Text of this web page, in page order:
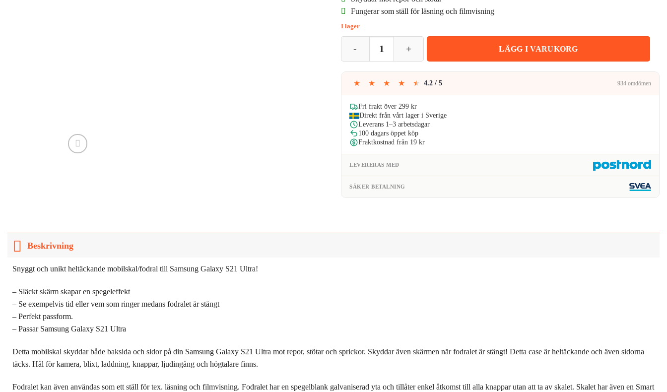
var:
209kr.
är:
100kr.
Fungerar som ställ för läsning och filmvisning
I lager
LÄGG I VARUKORG
★ ★ ★ ★ ★ 4.2 / 5 934 omdömen
Fri frakt över 299 kr
Direkt från vårt lager i Sverige
Leverans 1–3 arbetsdagar
100 dagars öppet köp
Fraktkostnad från 19 kr
LEVERERAS MED
SÄKER BETALNING
Beskrivning
Snyggt och unikt heltäckande mobilskal/fodral till Samsung Galaxy S21 Ultra!
– Släckt skärm skapar en spegeleffekt
– Se exempelvis tid eller vem som ringer medans fodralet är stängt
– Perfekt passform.
– Passar Samsung Galaxy S21 Ultra
Detta mobilskal skyddar både baksida och sidor på din Samsung Galaxy S21 Ultra mot repor, stötar och sprickor. Skyddar även skärmen när fodralet är stängt! Detta case är heltäckande och även sidorna
täcks. Hål för kamera, blixt, laddning, knappar, ljudingång och högtalare finns.
Fodralet kan även användas som ett ställ för tex. läsning och filmvisning. Fodralet har en spegelblank galvaniserad yta och tillåter enkel åtkomst till alla knappar utan att ta av skalet. Skalet har även en Smart